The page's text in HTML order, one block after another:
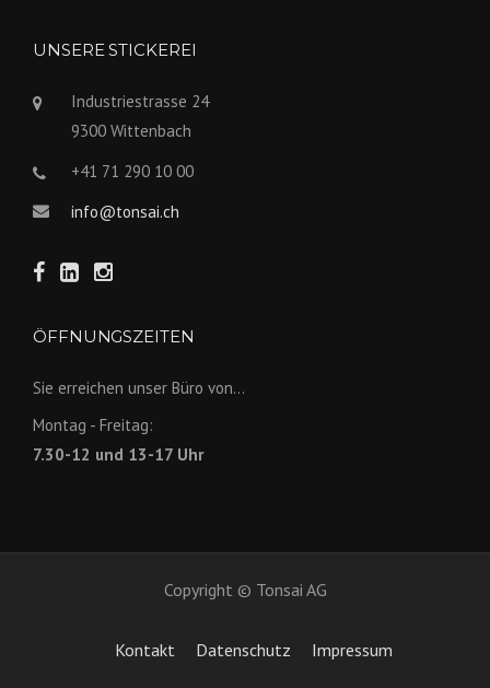
UNSERE STICKEREI
Industriestrasse 24
9300 Wittenbach
+41 71 290 10 00
info@tonsai.ch
ÖFFNUNGSZEITEN
Sie erreichen unser Büro von...
Montag - Freitag:
7.30-12 und 13-17 Uhr
Copyright © Tonsai AG
Kontakt Datenschutz Impressum